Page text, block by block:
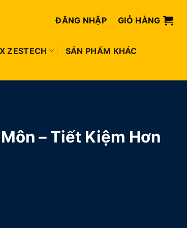
ĐĂNG NHẬP GIỎ HÀNG
ZESTECH
SẢN PHẨM KHÁC
– Tiết Kiệm Hơn